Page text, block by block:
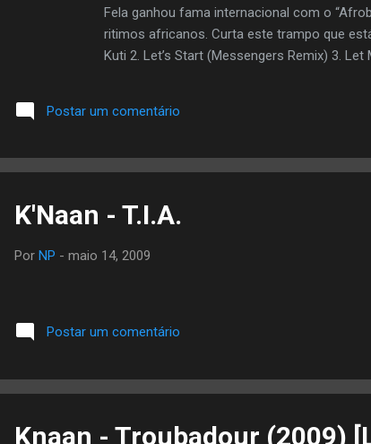
Fela ganhou fama internacional com o
ritimos africanos. Curta este trampo que
Kuti 2. Let’s Start (Messengers Remix) 3.
Perceptions Of Africa (Interlude) 11. Africa
Postar um comentário
K'Naan - T.I.A.
Por NP - maio 14, 2009
Postar um comentário
Knaan - Troubadour (2009)